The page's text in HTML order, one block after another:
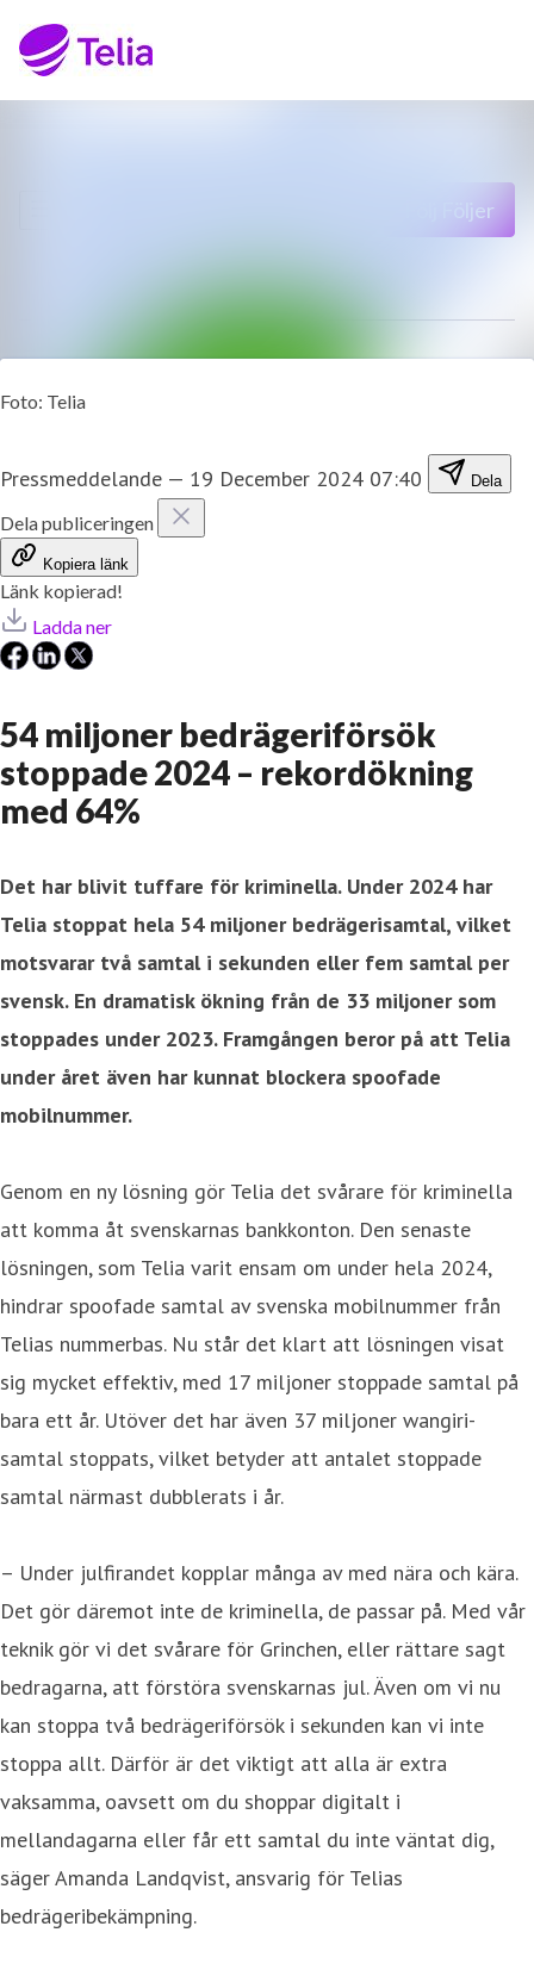
Kontakt
Följer
Foto: Telia
Pressmeddelande — 19 December 2024 07:40 Dela
Dela publiceringen
Kopiera länk
Länk kopierad!
Ladda ner
54 miljoner bedrägeriförsök
stoppade 2024 – rekordökning
med 64%
Det har blivit tuffare för kriminella. Under 2024 har
Telia stoppat hela 54 miljoner bedrägerisamtal, vilket
motsvarar två samtal i sekunden eller fem samtal per
svensk. En dramatisk ökning från de 33 miljoner som
stoppades under 2023. Framgången beror på att Telia
under året även har kunnat blockera spoofade
mobilnummer.
Genom en ny lösning gör Telia det svårare för kriminella
att komma åt svenskarnas bankkonton. Den senaste
lösningen, som Telia varit ensam om under hela 2024,
hindrar spoofade samtal av svenska mobilnummer från
Telias nummerbas. Nu står det klart att lösningen visat
sig mycket effektiv, med 17 miljoner stoppade samtal på
bara ett år. Utöver det har även 37 miljoner wangiri-
samtal stoppats, vilket betyder att antalet stoppade
samtal närmast dubblerats i år.
– Under julfirandet kopplar många av med nära och kära.
Det gör däremot inte de kriminella, de passar på. Med vår
teknik gör vi det svårare för Grinchen, eller rättare sagt
bedragarna, att förstöra svenskarnas jul. Även om vi nu
kan stoppa två bedrägeriförsök i sekunden kan vi inte
stoppa allt. Därför är det viktigt att alla är extra
vaksamma, oavsett om du shoppar digitalt i
mellandagarna eller får ett samtal du inte väntat dig,
säger Amanda Landqvist, ansvarig för Telias
bedrägeribekämpning.